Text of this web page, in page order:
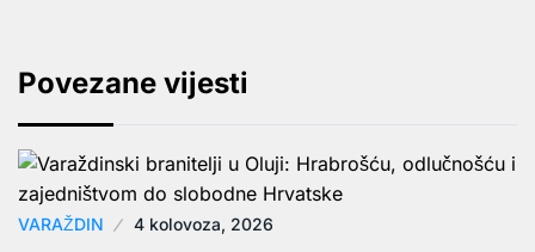
Povezane vijesti
VARAŽDIN 4 kolovoza, 2026